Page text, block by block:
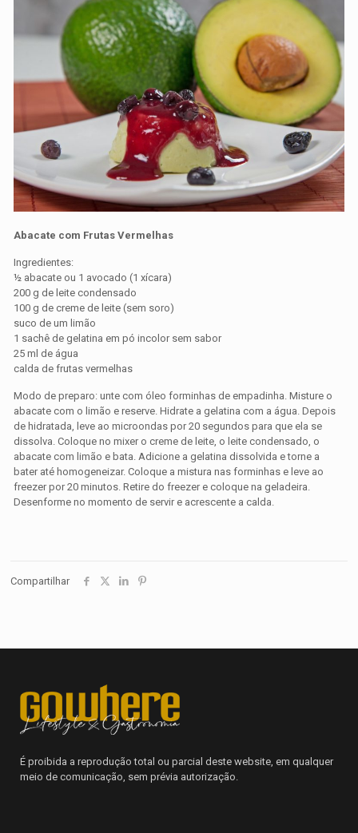
Abacate com Frutas Vermelhas
Ingredientes:
½ abacate ou 1 avocado (1 xícara)
200 g de leite condensado
100 g de creme de leite (sem soro)
suco de um limão
1 sachê de gelatina em pó incolor sem sabor
25 ml de água
calda de frutas vermelhas
Modo de preparo: unte com óleo forminhas de empadinha. Misture o
abacate com o limão e reserve. Hidrate a gelatina com a água. Depois
de hidratada, leve ao microondas por 20 segundos para que ela se
dissolva. Coloque no mixer o creme de leite, o leite condensado, o
abacate com limão e bata. Adicione a gelatina dissolvida e torne a
bater até homogeneizar. Coloque a mistura nas forminhas e leve ao
freezer por 20 minutos. Retire do freezer e coloque na geladeira.
Desenforme no momento de servir e acrescente a calda.
Compartilhar
É proibida a reprodução total ou parcial deste website, em qualquer
meio de comunicação, sem prévia autorização.